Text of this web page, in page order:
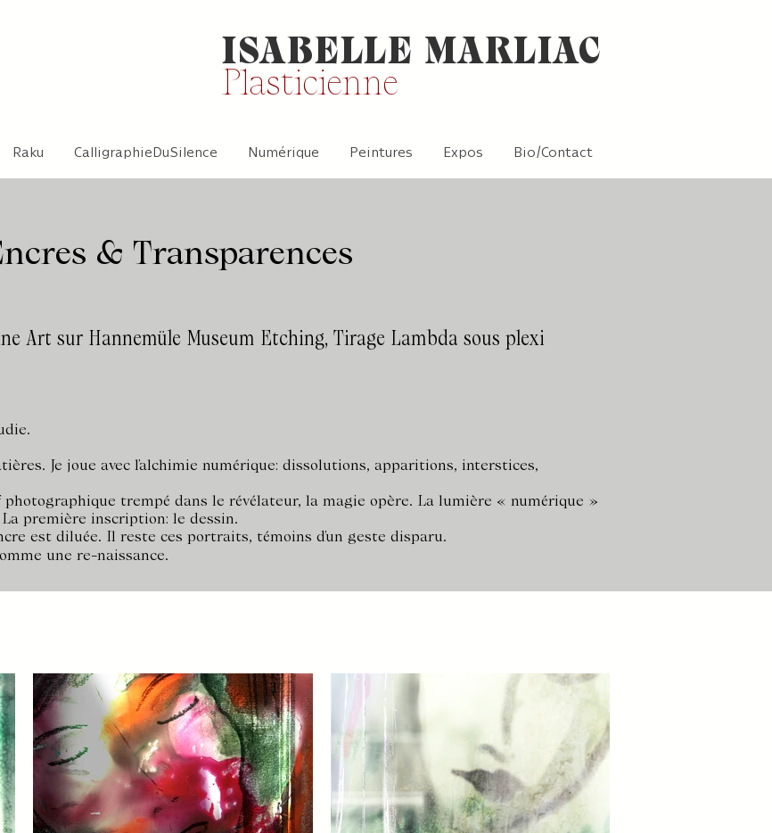
ISABELLE MARLIAC
Plasticienne
Raku CalligraphieDuSilence Numérique Peintures Expos Bio/Contact
& Transparences
Art sur Hannemüle Museum Etching, Tirage Lambda sous plexi
Je joue avec l’alchimie numérique: dissolutions, apparitions, interstices,
trempé dans le révélateur, la magie opère. La lumière « numérique »
première inscription: le dessin.
est diluée. Il reste ces portraits, témoins d’un geste disparu.
une re-naissance.